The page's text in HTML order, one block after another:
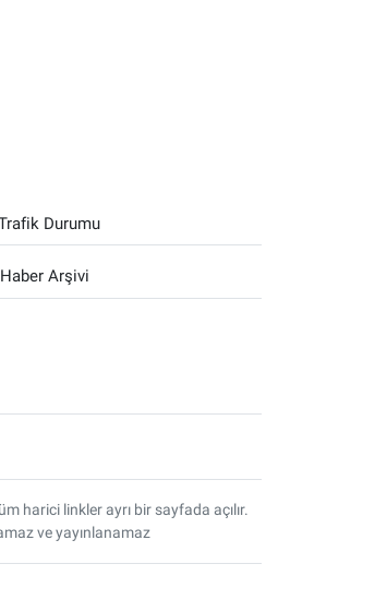
Durumu
Haber Arşivi
harici linkler ayrı bir sayfada açılır.
ve yayınlanamaz